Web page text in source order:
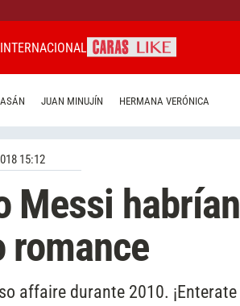
INTERNACIONAL
JUAN MINUJÍN HERMANA VERÓNICA
15:12
Messi habrían
romance
affaire durante 2010. ¡Enterate